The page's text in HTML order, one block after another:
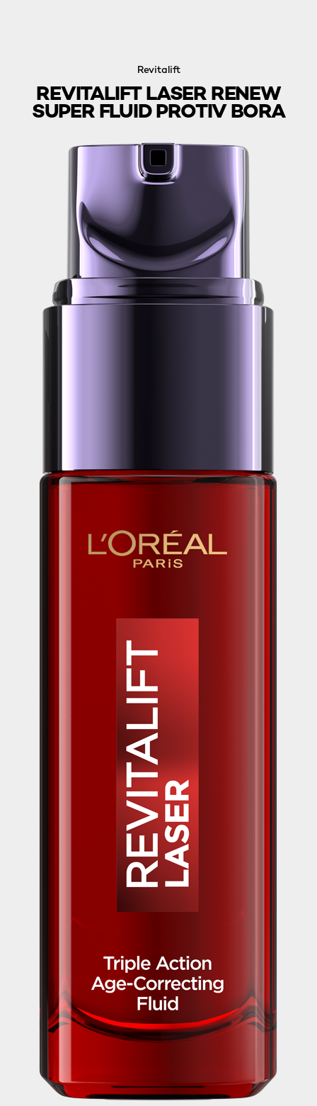
Revitalift
REVITALIFT LASER RENEW
SUPER FLUID PROTIV BORA